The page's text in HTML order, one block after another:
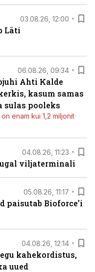
03.08.26, 12:00
Läti
06.08.26, 09:34
Ahti Kalde
kasum samas
pooleks
enam kui 1,2 miljonit
04.08.26, 11:23
viljaterminali
05.08.26, 11:17
paisutab Bioforce’i
04.08.26, 12:14
kahekordistus,
uued